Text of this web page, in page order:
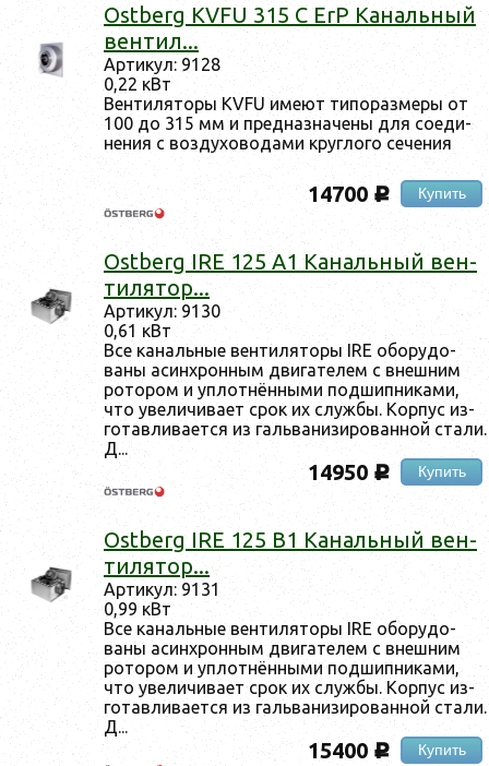
Ostberg KVFU 315 C ErP Ка­наль­ный
вен­тил...
Ар­ти­кул: 9128
0,22 кВт
Вен­ти­лято­ры KVFU име­ют ти­пораз­ме­ры от
100 до 315 мм и пред­назна­чены для со­еди­
нения с воз­ду­хово­дами круг­ло­го се­чения
14700 c Купить
Ostberg IRE 125 A1 Ка­наль­ный вен­
ти­лятор...
Ар­ти­кул: 9130
0,61 кВт
Все ка­наль­ные вен­ти­лято­ры IRE обо­рудо­
ваны асин­хрон­ным дви­гате­лем с внеш­ним
ро­тором и уп­лотнён­ны­ми под­шипни­ками,
что уве­личи­ва­ет срок их служ­бы. Кор­пус из­
го­тав­ли­ва­ет­ся из галь­ва­низи­рован­ной ста­ли.
Д...
14950 c Купить
Ostberg IRE 125 B1 Ка­наль­ный вен­
ти­лятор...
Ар­ти­кул: 9131
0,99 кВт
Все ка­наль­ные вен­ти­лято­ры IRE обо­рудо­
ваны асин­хрон­ным дви­гате­лем с внеш­ним
ро­тором и уп­лотнён­ны­ми под­шипни­ками,
что уве­личи­ва­ет срок их служ­бы. Кор­пус из­
го­тав­ли­ва­ет­ся из галь­ва­низи­рован­ной ста­ли.
Д...
15400 c Купить